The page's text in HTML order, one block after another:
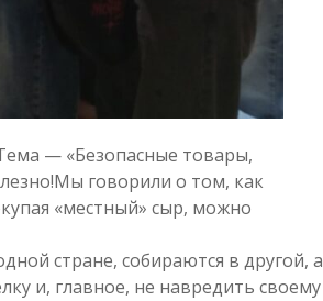
— «Безопасные товары,
говорили о том, как
«местный» сыр, можно
стране, собираются в другой, а
и, главное, не навредить своему